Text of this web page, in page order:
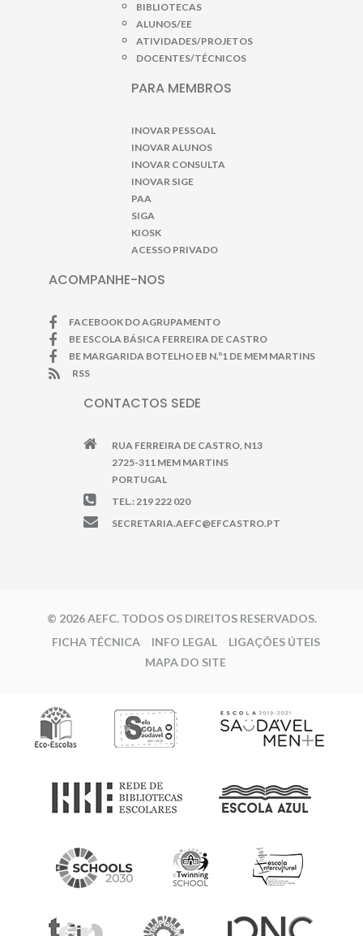
BIBLIOTECAS
ALUNOS/EE
ATIVIDADES/PROJETOS
DOCENTES/TÉCNICOS
PARA MEMBROS
INOVAR PESSOAL
INOVAR ALUNOS
INOVAR CONSULTA
INOVAR SIGE
PAA
SIGA
KIOSK
ACESSO PRIVADO
ACOMPANHE-NOS
FACEBOOK DO AGRUPAMENTO
BE ESCOLA BÁSICA FERREIRA DE CASTRO
BE MARGARIDA BOTELHO EB N.º1 DE MEM MARTINS
RSS
CONTACTOS SEDE
RUA FERREIRA DE CASTRO, N13
2725-311 MEM MARTINS
PORTUGAL
TEL.: 219 222 020
SECRETARIA.AEFC@EFCASTRO.PT
© 2026 AEFC. TODOS OS DIREITOS RESERVADOS.
FICHA TÉCNICA
INFO LEGAL
LIGAÇÕES ÚTEIS
MAPA DO SITE